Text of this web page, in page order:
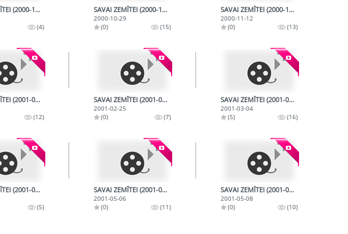
SAVAI ZEMĪTEI (2000-10-15)
(4)
SAVAI ZEMĪTEI (2000-10-29)
2000-10-29
(0)
(15)
SAVAI ZEMĪTEI (2000-11-12)
2000-11-12
(0)
(13)
SAVAI ZEMĪTEI (2001-02-04)
(12)
SAVAI ZEMĪTEI (2001-02-25)
2001-02-25
(0)
(7)
SAVAI ZEMĪTEI (2001-03-04)
2001-03-04
(5)
(16)
SAVAI ZEMĪTEI (2001-04-22)
(5)
SAVAI ZEMĪTEI (2001-05-06)
2001-05-06
(0)
(11)
SAVAI ZEMĪTEI (2001-05-08)
2001-05-08
(0)
(10)